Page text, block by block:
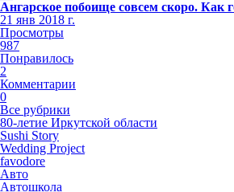
Ангарское побоище совсем скоро. Как
21 янв 2018 г.
Просмотры
987
Понравилось
2
Комментарии
0
Все рубрики
80-летие Иркутской области
Sushi Story
Wedding Project
favodore
Авто
Автошкола